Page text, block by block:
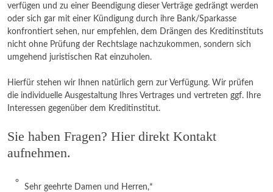
verfügen und zu einer Beendigung dieser Verträge gedrängt werden
oder sich gar mit einer Kündigung durch ihre Bank/Sparkasse
konfrontiert sehen, nur empfehlen, dem Drängen des Kreditinstituts
nicht ohne Prüfung der Rechtslage nachzukommen, sondern sich
umgehend juristischen Rat einzuholen.
Hierfür stehen wir Ihnen natürlich gern zur Verfügung. Wir prüfen
die individuelle Ausgestaltung Ihres Vertrages und vertreten ggf. Ihre
Interessen gegenüber dem Kreditinstitut.
Sie haben Fragen? Hier direkt Kontakt
aufnehmen.
Sehr geehrte Damen und Herren,*